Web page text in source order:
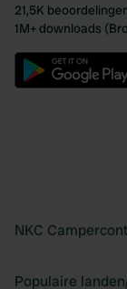
21,5K
1M+ downloads
NKC
Populaire